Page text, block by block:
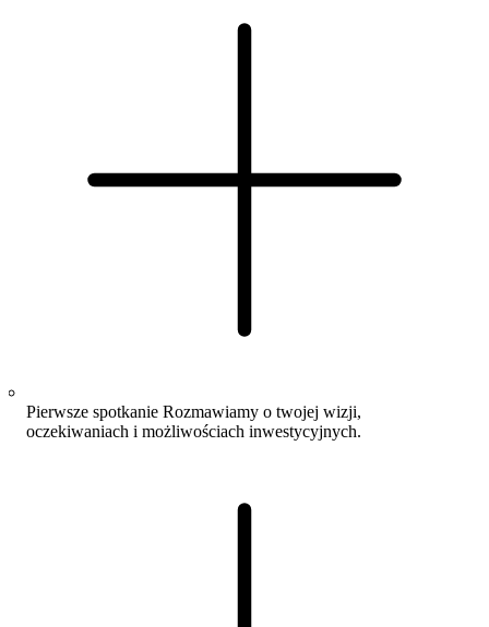
Pierwsze spotkanie Rozmawiamy o twojej wizji,
oczekiwaniach i możliwościach inwestycyjnych.